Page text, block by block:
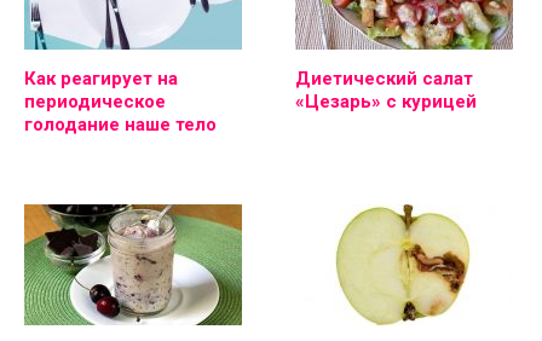
Как реагирует на
периодическое
голодание наше тело
Диетический салат
«Цезарь» с курицей